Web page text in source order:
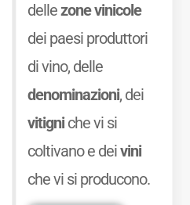
dellezone vinicole
dei paesi produttori
di vino, delle
denominazioni, dei
vitigniche vi si
coltivano e deivini
che vi si producono.